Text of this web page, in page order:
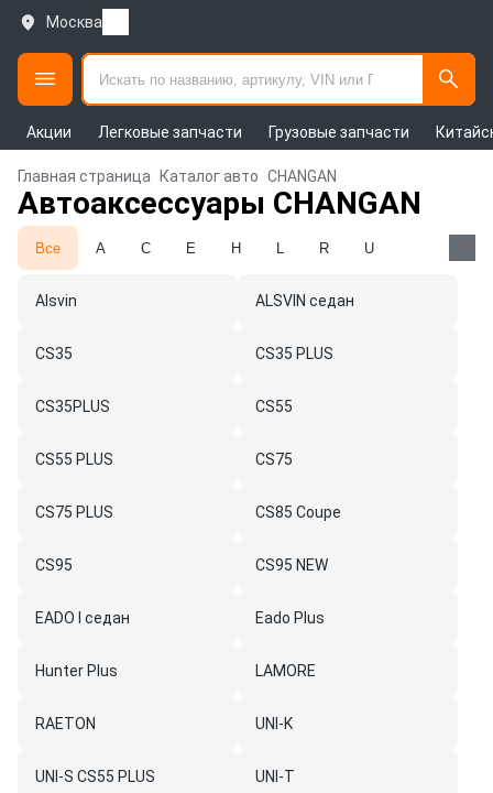
Москва
Акции Легковые запчасти Грузовые запчасти
Главная страница Каталог авто CHANGAN
Автоаксессуары CHANGAN
Все A C E H L R U
Alsvin ALSVIN седан
CS35 CS35 PLUS
CS35PLUS CS55
CS55 PLUS CS75
CS75 PLUS CS85 Coupe
CS95 CS95 NEW
EADO I седан Eado Plus
Hunter Plus LAMORE
RAETON UNI-K
UNI-S CS55 PLUS UNI-T